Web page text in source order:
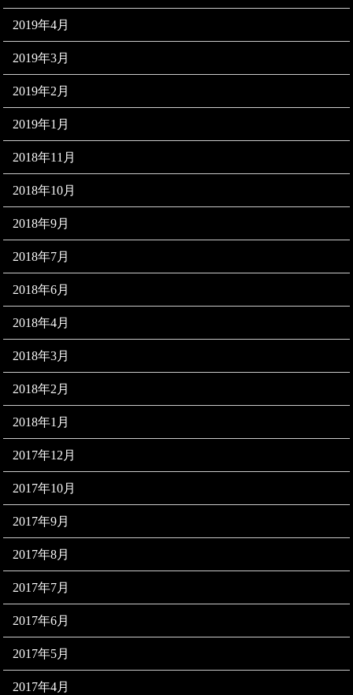
2019年4月
2019年3月
2019年2月
2019年1月
2018年11月
2018年10月
2018年9月
2018年7月
2018年6月
2018年4月
2018年3月
2018年2月
2018年1月
2017年12月
2017年10月
2017年9月
2017年8月
2017年7月
2017年6月
2017年5月
2017年4月